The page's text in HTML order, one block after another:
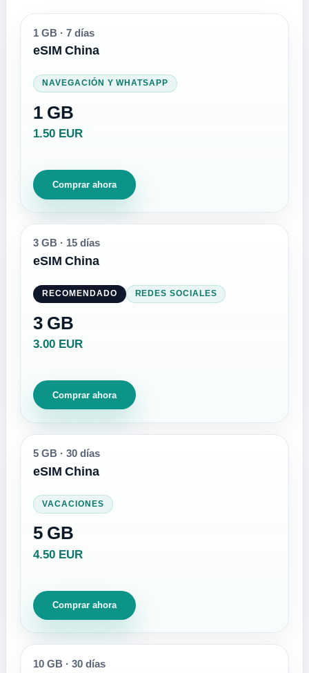
1 GB · 7 días
eSIM China
NAVEGACIÓN Y WHATSAPP
1 GB
1.50 EUR
Comprar ahora
3 GB · 15 días
eSIM China
RECOMENDADO REDES SOCIALES
3 GB
3.00 EUR
Comprar ahora
5 GB · 30 días
eSIM China
VACACIONES
5 GB
4.50 EUR
Comprar ahora
10 GB · 30 días